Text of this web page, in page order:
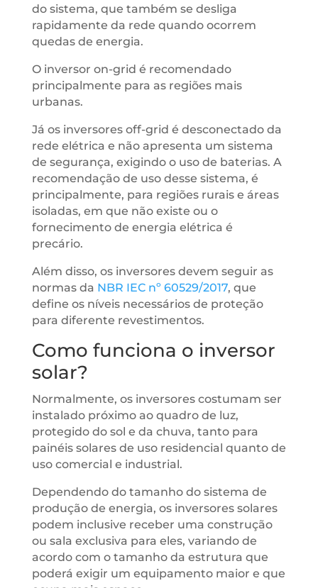
do sistema, que também se desliga
rapidamente da rede quando ocorrem
quedas de energia.
O inversor on-grid é recomendado
principalmente para as regiões mais
urbanas.
Já os inversores off-grid é desconectado da
rede elétrica e não apresenta um sistema
de segurança, exigindo o uso de baterias. A
recomendação de uso desse sistema, é
principalmente, para regiões rurais e áreas
isoladas, em que não existe ou o
fornecimento de energia elétrica é
precário.
Além disso, os inversores devem seguir as
normas da NBR IEC nº 60529/2017, que
define os níveis necessários de proteção
para diferente revestimentos.
Como funciona o inversor
solar?
Normalmente, os inversores costumam ser
instalado próximo ao quadro de luz,
protegido do sol e da chuva, tanto para
painéis solares de uso residencial quanto de
uso comercial e industrial.
Dependendo do tamanho do sistema de
produção de energia, os inversores solares
podem inclusive receber uma construção
ou sala exclusiva para eles, variando de
acordo com o tamanho da estrutura que
poderá exigir um equipamento maior e que